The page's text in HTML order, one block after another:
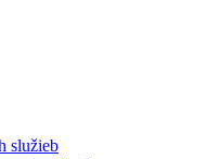
služieb